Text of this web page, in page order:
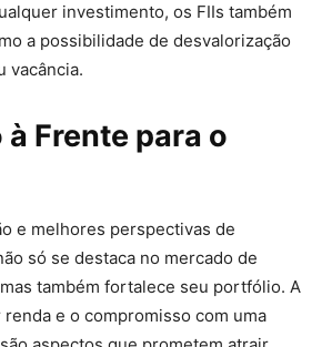
investimento, os FIIs também
a possibilidade de desvalorização
vacância.
à Frente para o
e melhores perspectivas de
só se destaca no mercado de
também fortalece seu portfólio. A
e o compromisso com uma